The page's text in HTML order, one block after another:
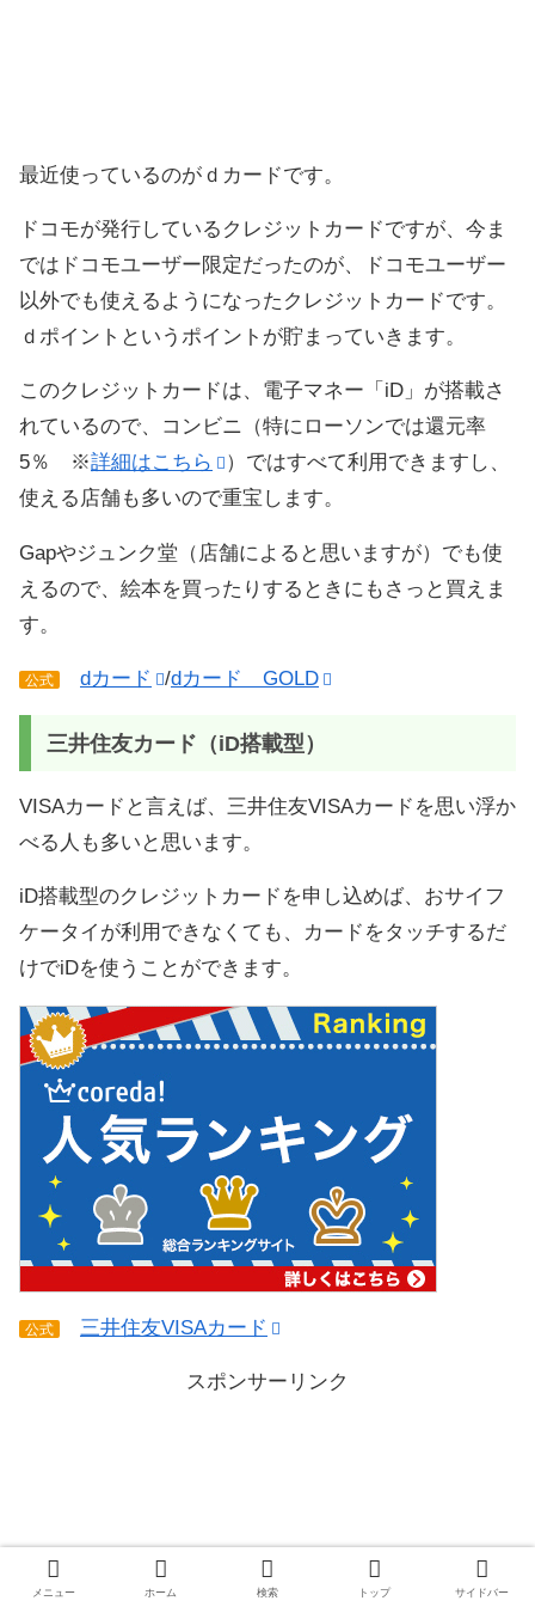
最近使っているのがｄカードです。
ドコモが発行しているクレジットカードですが、今ま
ではドコモユーザー限定だったのが、ドコモユーザー
以外でも使えるようになったクレジットカードです。
ｄポイントというポイントが貯まっていきます。
このクレジットカードは、電子マネー「iD」が搭載さ
れているので、コンビニ（特にローソンでは還元率
5％ ※詳細はこちら
）ではすべて利用できますし、
使える店舗も多いので重宝します。
Gapやジュンク堂（店舗によると思いますが）でも使
えるので、絵本を買ったりするときにもさっと買えま
す。
公式 dカード /dカード GOLD
三井住友カード（iD搭載型）
VISAカードと言えば、三井住友VISAカードを思い浮か
べる人も多いと思います。
iD搭載型のクレジットカードを申し込めば、おサイフ
ケータイが利用できなくても、カードをタッチするだ
けでiDを使うことができます。
公式 三井住友VISAカード
スポンサーリンク
メニュー ホーム 検索 トップ サイドバー